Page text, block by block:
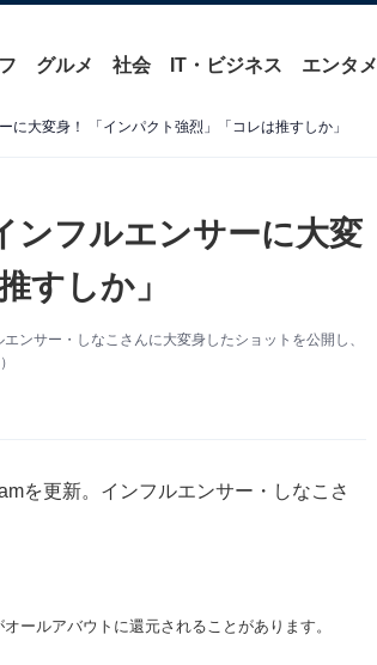
グルメ 社会 IT・ビジネス エンタメ
に大変身！ 「インパクト強烈」「コレは推すしか」
ンフルエンサーに大変
すしか」
ンサー・しなこさんに大変身したショットを公開し、
を更新。インフルエンサー・しなこさ
ールアバウトに還元されることがあります。